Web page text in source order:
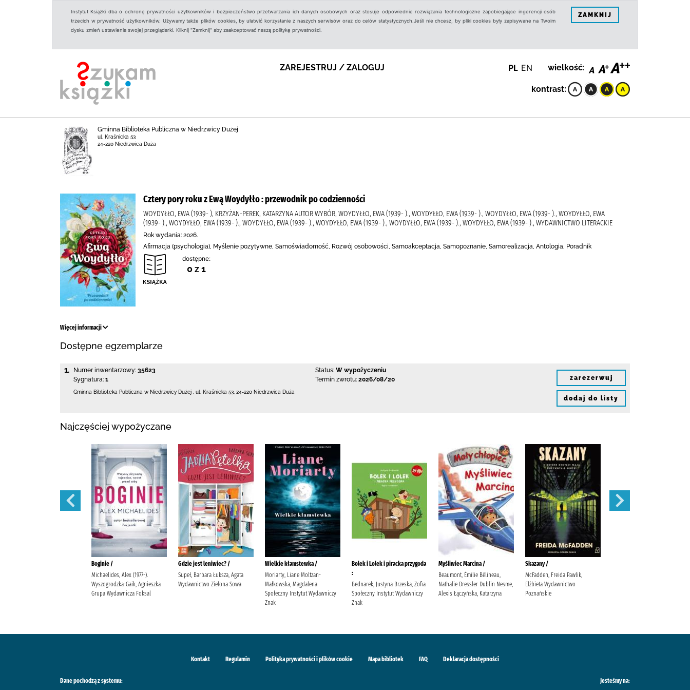
Instytut Książki dba o ochronę prywatności użytkowników i bezpieczeństwo przetwarzania ich danych osobowych oraz stosuje odpowiednie rozwiązania technologiczne zapobiegające ingerencji osób
trzecich w prywatność użytkowników. Używamy także plików cookies, by ułatwić korzystanie z naszych serwisów oraz do celów statystycznych.Jeśli nie chcesz, by pliki cookies były zapisywane na Twoim
dysku zmień ustawienia swojej przeglądarki. Kliknij "Zamknij" aby zaakceptować naszą politykę prywatności.
ZAMKNIJ
ZAREJESTRUJ / ZALOGUJ PL EN wielkość:
kontrast:
Gminna Biblioteka Publiczna w Niedrzwicy Dużej
ul. Kraśnicka 53
24-220 Niedrzwica Duża
Cztery pory roku z Ewą Woydyłło : przewodnik po codzienności
WOYDYŁŁO, EWA (1939- ), KRZYŻAN-PEREK, KATARZYNA AUTOR WYBÓR, WOYDYŁŁO, EWA (1939- )., WOYDYŁŁO, EWA (1939- )., WOYDYŁŁO, EWA (1939- )., WOYDYŁŁO, EWA
(1939- )., WOYDYŁŁO, EWA (1939- )., WOYDYŁŁO, EWA (1939- )., WOYDYŁŁO, EWA (1939- )., WOYDYŁŁO, EWA (1939- )., WOYDYŁŁO, EWA (1939- )., WYDAWNICTWO LITERACKIE
Rok wydania: 2026.
Afirmacja (psychologia), Myślenie pozytywne, Samoświadomość, Rozwój osobowości, Samoakceptacja, Samopoznanie, Samorealizacja, Antologia, Poradnik
dostępne:
0 z 1
Więcej informacji
Dostępne egzemplarze
1. Numer inwentarzowy: 35623
Sygnatura: 1
Status: W wypożyczeniu
Termin zwrotu: 2026/08/20
Gminna Biblioteka Publiczna w Niedrzwicy Dużej ul. Kraśnicka 53 24-220 Niedrzwica Duża
zarezerwuj
dodaj do listy
Najczęściej wypożyczane
Boginie /
Michaelides, Alex (1977-).
Wyszogrodzka-Gaik, Agnieszka
Grupa Wydawnicza Foksal
Gdzie jest leniwiec? /
Supeł, Barbara Łuksza, Agata
Wydawnictwo Zielona Sowa
Wielkie kłamstewka /
Moriarty, Liane Moltzan-
Małkowska, Magdalena
Społeczny Instytut Wydawniczy
Znak
Bolek i Lolek i piracka przygoda
:
Bednarek, Justyna Brzeska, Zofia
Społeczny Instytut Wydawniczy
Znak
Myśliwiec Marcina /
Beaumont, Émilie Bélineau,
Nathalie Dressler Dublin Nesme,
Alexis Łączyńska, Katarzyna
Skazany /
McFadden, Freida Pawlik,
Elżbieta Wydawnictwo
Poznańskie
Kontakt Regulamin Polityka prywatności i plików cookie Mapa bibliotek FAQ Deklaracja dostępności
Dane pochodzą z systemu: Jesteśmy na: